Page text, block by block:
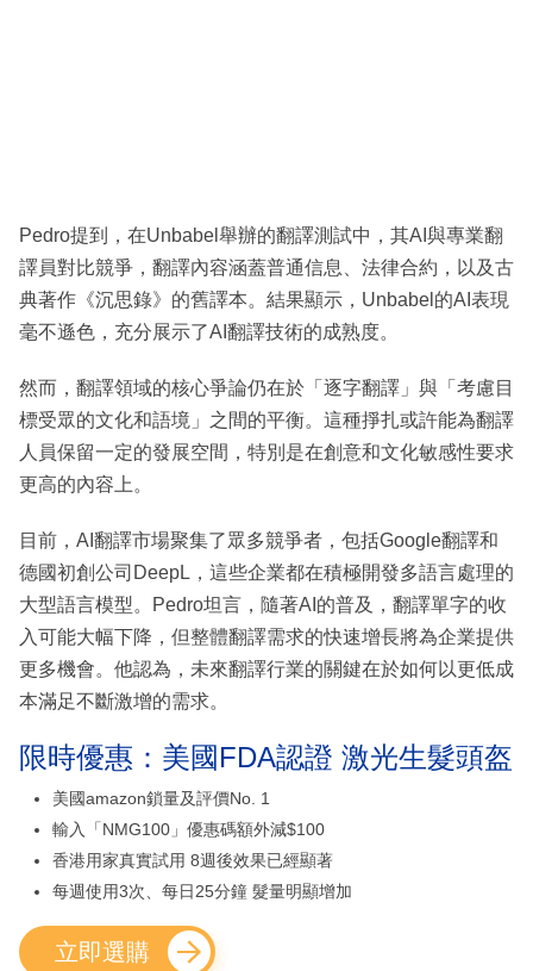
Pedro提到，在Unbabel舉辦的翻譯測試中，其AI與專業翻
譯員對比競爭，翻譯內容涵蓋普通信息、法律合約，以及古
典著作《沉思錄》的舊譯本。結果顯示，Unbabel的AI表現
毫不遜色，充分展示了AI翻譯技術的成熟度。
然而，翻譯領域的核心爭論仍在於「逐字翻譯」與「考慮目
標受眾的文化和語境」之間的平衡。這種掙扎或許能為翻譯
人員保留一定的發展空間，特別是在創意和文化敏感性要求
更高的內容上。
目前，AI翻譯市場聚集了眾多競爭者，包括Google翻譯和
德國初創公司DeepL，這些企業都在積極開發多語言處理的
大型語言模型。Pedro坦言，隨著AI的普及，翻譯單字的收
入可能大幅下降，但整體翻譯需求的快速增長將為企業提供
更多機會。他認為，未來翻譯行業的關鍵在於如何以更低成
本滿足不斷激增的需求。
限時優惠：美國FDA認證 激光生髮頭盔
美國amazon鎖量及評價No. 1
輸入「NMG100」優惠碼額外減$100
香港用家真實試用 8週後效果已經顯著
每週使用3次、每日25分鐘 髮量明顯增加
立即選購